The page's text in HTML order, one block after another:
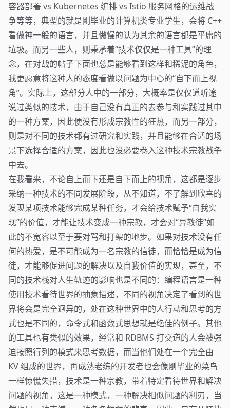
容器部署 vs Kubernetes 编排 vs Istio 服务网格的运维战
争等等，典型的就是刚毕业的计算机类专业学生，会将 C++
看做神一般的语言，并且傲慢的认为其余的语言都是平庸的
垃圾。而另一些人，则秉承着“技术仅仅是一种工具”的理
念，在对战的帖子下面也总是能够看到这样和稀泥的角色，
我更愿意将这种人的态度看做以问题为中心的“自下而上视
角”。实际上，这部分人中的一部分，大概率是仅仅道听途
说过类似的技术，由于自己没有真正的去参与和实践过其中
的一种方案，因此便没有形成宗教性的狂热，而另一部分，
则是对不同的技术都有过研究和实践，并且能够在合适的场
景下选择合适的方案，因此也没必要卷入这种技术宗教战争
中去。
在我看来，不论自上而下还是自下而上的视角，这都是逐步
采纳一种技术的不同发展阶段，从不知道，不了解到欣喜的
发现某项技术能够完成某种任务，才会给技术赋予“自我实
现”的价值，才能让技术变成一种宗教，才会对“异教徒”如
此的不宽容以至于要对骂和打架的地步。如果对技术没有任
何的热爱，是不可能成为一名宗教的信徒，而恰恰是成为信
徒，才能够促进问题的解决以及自我价值的实现，甚至，不
同的技术栈对人生轨迹的影响也是不同的：编程语言是一种
使用技术看待世界的抽象描述，不同的视角决定了看到的世
界将会是完全迥异的，处在这种世界中的人行动和思考的方
式也是不同的，命令式和函数式思想就是绝佳的例子。其他
的工具也有类似的效果，经常和 RDBMS 打交道的人会被强
迫按照行列的模式来思考数据，而当他们处在一个完全由
KV 组成的世界，再成熟老练的开发者也会像刚毕业的菜鸟
一样惊慌失措，技术是一种宗教，带着特定看待世界和解决
问题的视角，这是一种模式，一种解决相似问题的利刃，当